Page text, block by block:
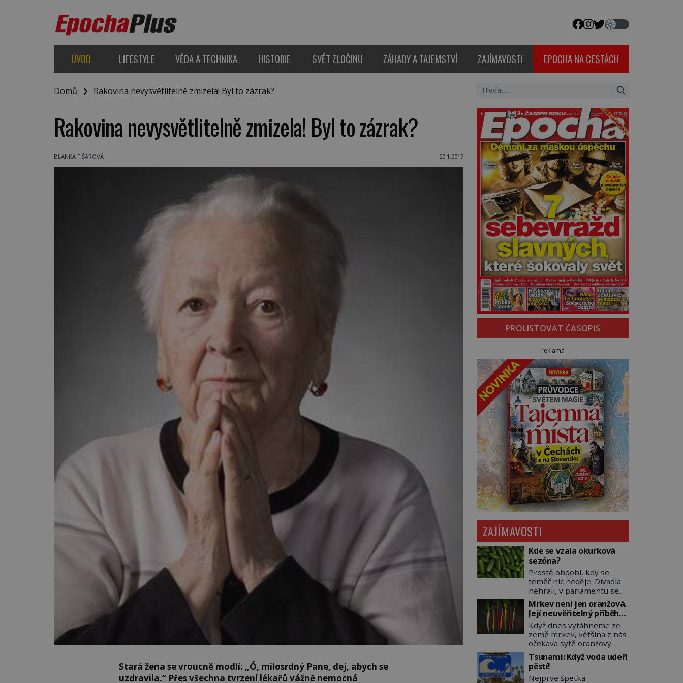
ÚVOD LIFESTYLE VĚDA A TECHNIKA HISTORIE SVĚT ZLOČINU ZÁHADY A TAJEMSTVÍ ZAJÍMAVOSTI EPOCHA NA CESTÁCH
Domů Rakovina nevysvětlitelně zmizela! Byl to zázrak?
Rakovina nevysvětlitelně zmizela! Byl to zázrak?
BLANKA FIŠAROVÁ 20.1.2017
Stará žena se vroucně modlí: „Ó, milosrdný Pane, dej, abych se
uzdravila.“ Přes všechna tvrzení lékařů vážně nemocná
PROLISTOVAT ČASOPIS
reklama
ZAJÍMAVOSTI
Kde se vzala okurková
sezóna?
Prostě období, kdy se
téměř nic neděje. Divadla
nehrají, v parlamentu se
nehlasuje, všichni jsou na
dovolené a média tak
nemají o čem mluvit a psát.
A vymýšlejí si proto
témata, které nikoho
nezajímají. Proč je však ona
letní doba spojovaná
zrovna s okurkami?
Okurkovou sezónu známe
Mrkev není jen oranžová.
Její neuvěřitelný příběh
začíná fialovou barvou
Když dnes vytáhneme ze
země mrkev, většina z nás
očekává sytě oranžový
kořen. Jenže po většinu
své historie je mrkev
všechno možné, jen ne
oranžová. Je fialová, žlutá,
Tsunami: Když voda udeří
pěstí!
Nejprve špetka